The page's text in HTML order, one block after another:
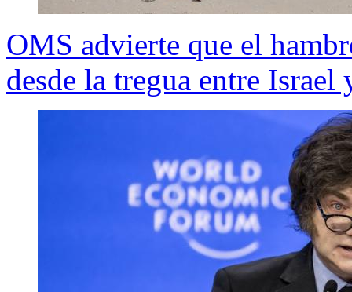
OMS advierte que el
desde la tregua entre Israel